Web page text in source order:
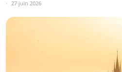
27 juin 2026